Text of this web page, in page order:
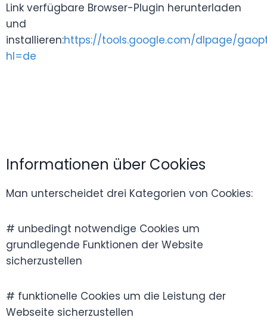
Link verfügbare Browser-Plugin herunterladen
und
installieren:https://tools.google.com/dlpage/
hl=de
Informationen über Cookies
Man unterscheidet drei Kategorien von Cookies:
# unbedingt notwendige Cookies um
grundlegende Funktionen der Website
sicherzustellen
# funktionelle Cookies um die Leistung der
Webseite sicherzustellen